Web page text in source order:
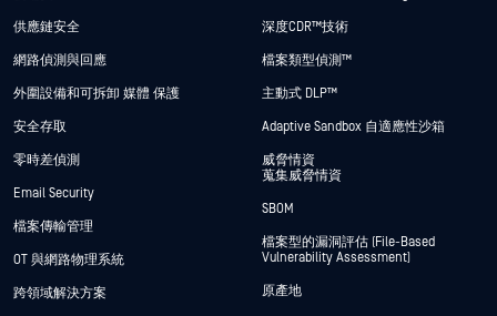
供應鏈安全
網路偵測與回應
外圍設備和可拆卸 媒體 保護
安全存取
零時差偵測
Email Security
檔案傳輸管理
OT 與網路物理系統
跨領域解決方案
深度CDR™技術
檔案類型偵測™
主動式 DLP™
Adaptive Sandbox 自適應性沙箱
威脅情資
蒐集威脅情資
SBOM
檔案型的漏洞評估 (File-Based
Vulnerability Assessment)
原產地